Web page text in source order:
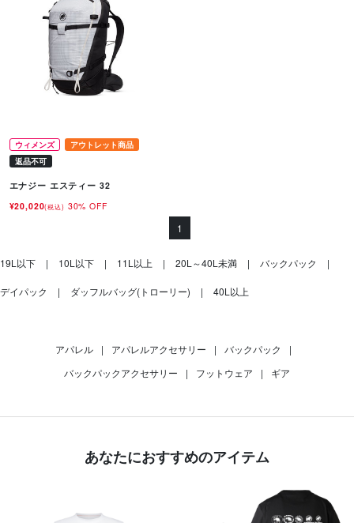
ウィメンズ
アウトレット商品
返品不可
エナジー エスティー 32
¥20,020(税込) 30% OFF
1
19L以下 10L以下 11L以上 20L～40L未満 バックパック
デイパック ダッフルバッグ(トローリー) 40L以上
アパレル | アパレルアクセサリー | バックパック
|
バックパックアクセサリー
| フットウェア | ギア
あなたにおすすめのアイテム